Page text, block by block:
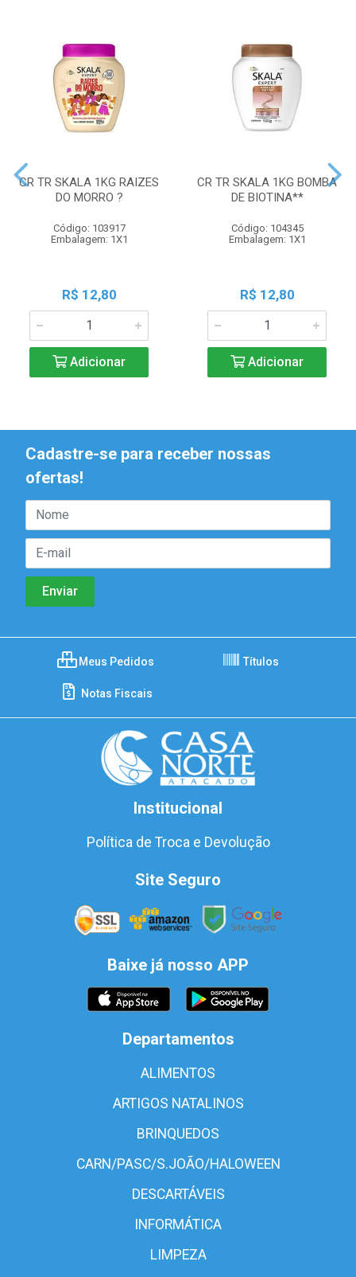
CR TR SKALA 1KG RAIZES
DO MORRO ?
Código: 103917
Embalagem: 1X1
R$ 12,80
Adicionar
CR TR SKALA 1KG BOMBA
DE BIOTINA**
Código: 104345
Embalagem: 1X1
R$ 12,80
Adicionar
Cadastre-se para receber nossas
ofertas!
Meus Pedidos Títulos
Notas Fiscais
Institucional
Política de Troca e Devolução
Site Seguro
Baixe já nosso APP
Departamentos
ALIMENTOS
ARTIGOS NATALINOS
BRINQUEDOS
CARN/PASC/S.JOÃO/HALOWEEN
DESCARTÁVEIS
INFORMÁTICA
LIMPEZA